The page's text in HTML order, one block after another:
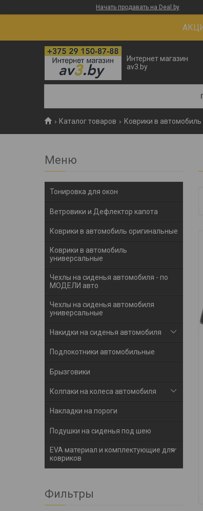
Начать продавать на Deal.by
Интернет магазин
av3.by
Каталог товаров Коврики в
Тонировка для окон
Ветровики и Дефлектор капота
Коврики в автомобиль оригинальные
Коврики в автомобиль
универсальные
Чехлы на сиденья автомобиля - по
МОДЕЛИ авто
Чехлы на сиденья автомобиля
универсальные
Накидки на сиденья автомобиля
Подлокотники автомобильные
Брызговики
Колпаки на колеса автомобиля
Накладки на пороги
Подушки на сиденья под шею
EVA материал и комплектующие для
ковриков
Фильтры